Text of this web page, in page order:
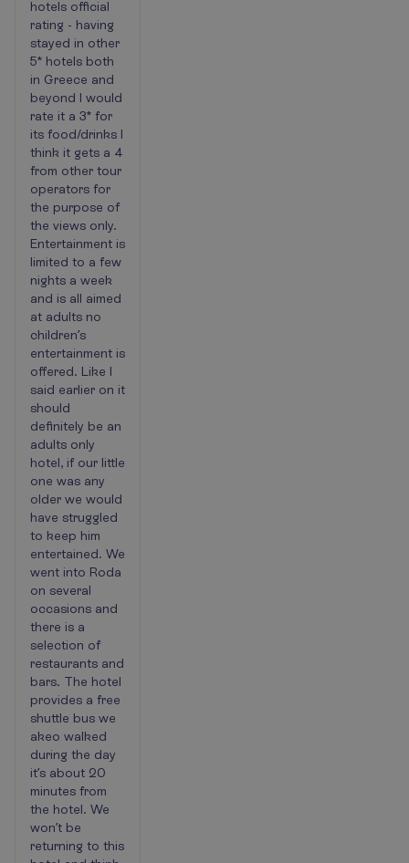
hotels official
rating - having
stayed in other
5* hotels both
in Greece and
beyond I would
rate it a 3* for
its food/drinks I
think it gets a 4
from other tour
operators for
the purpose of
the views only.
Entertainment is
limited to a few
nights a week
and is all aimed
at adults no
children’s
entertainment is
offered. Like I
said earlier on it
should
definitely be an
adults only
hotel, if our little
one was any
older we would
have struggled
to keep him
entertained. We
went into Roda
on several
occasions and
there is a
selection of
restaurants and
bars. The hotel
provides a free
shuttle bus we
akeo walked
during the day
it’s about 20
minutes from
the hotel. We
won’t be
returning to this